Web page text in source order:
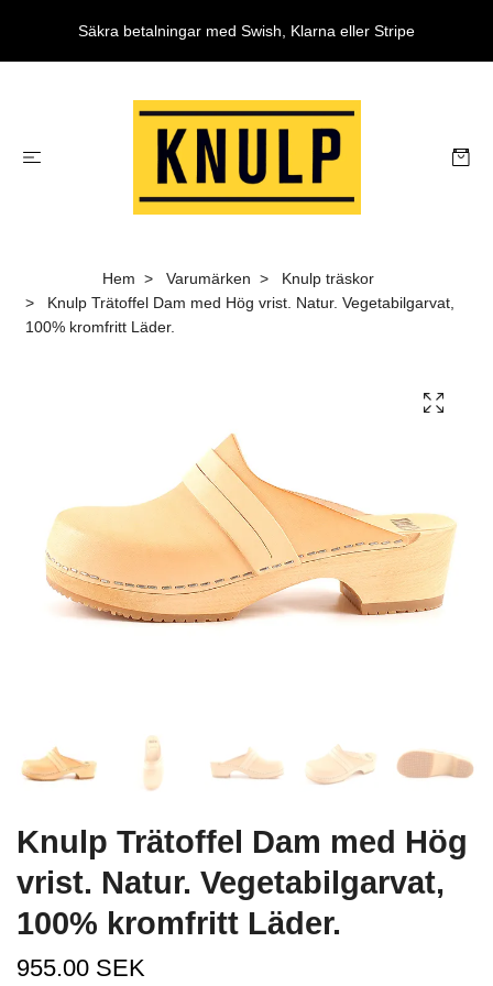
Säkra betalningar med Swish, Klarna eller Stripe
Hem Varumärken
Knulp träskor
Knulp Trätoffel Dam med Hög vrist. Natur. Vegetabilgarvat,
100% kromfritt Läder.
Knulp Trätoffel Dam med Hög
vrist. Natur. Vegetabilgarvat,
100% kromfritt Läder.
955.00 SEK